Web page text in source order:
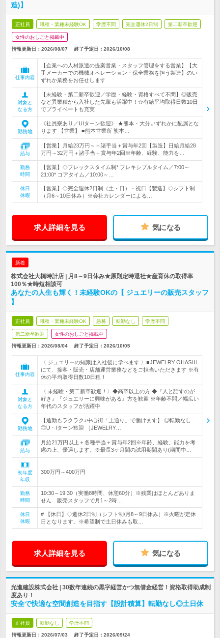
造)】
正社員 職種・業種未経験OK 学歴不問 完全週休2日制 第二新卒歓迎
女性のおしごと掲載中
情報更新日：2026/08/07 終了予定日： 2026/10/08
仕事内容
【企業への人材派遣の提案営業・スタッフ管理をする営業】【大
手メーカーでの機械オペレーション・保全業務を担う製造】のい
ずれか業務をお任せします
対象と
なる方
【未経験・第二新卒歓迎／学歴・経験・資格すべて不問】◎販売
など異業種から入社した先輩も活躍中！☆有給平均取得日数10日
でプライベートも充実
勤務地
《社員寮あり／UIターン歓迎》 ★熊本・大分いずれかに配属とな
ります 【営業】 ■熊本営業所 熊本…
給与
【営業】月給23万円～＋諸手当＋賞与年2回【製造】日給月給28
万円～32万円＋諸手当＋賞与年2回※年齢、経験、能力を…
勤務
時間
【営業】◇フレックスタイム制* フレキシブルタイム／7:00～
21:00* コアタイム／10:00～…
休日
休暇
【営業】◇完全週休2日制（土・日）・祝日【製造】◇シフト制
（月6～10日休み）※会社カレンダーによる…
求人詳細を見る 気になる
新着
株式会社大橋時計店 | 月8～9日休み★原則定時退社★産育休の取得率
100％★時短相談可
あなたの人生も輝く！未経験OKの【 ジュエリーの販売スタッフ
】
正社員 職種・業種未経験OK 急募 転勤なし 学歴不問
第二新卒歓迎 女性のおしごと掲載中
情報更新日：2026/08/04 終了予定日： 2026/10/05
仕事内容
〈 ジュエリーの知識は入社後に学べます 〉■JEWELRY OHASHI
にて、接客・販売・店舗運営業務などをご担当いただきます ※有
休の平均取得日数10日程！
対象と
なる方
〈 未経験・第二新卒歓迎！〉◆高卒以上の方 ◆『人と話すのが
好き』『ジュエリーに興味がある』方を歓迎 ※年齢不問／幅広い
年代のスタッフが活躍中
勤務地
【通勤もラクラク♪中心街「上通り」で働けます】 ◎転勤なし
◎U・Iターン歓迎 ［JEWELRY…
給与
月給21万円以上＋各種手当＋賞与年2回※年齢、経験、能力を考
慮の上、優遇します。※最長3ヶ月間の試用期間あり(期間中…
初年度
年収
300万円～400万円
勤務
時間
10:30～19:30（実働8時間、休憩60分）※残業はほとんどありま
せん 販売スタッフで月1～2時…
休日
休暇
# 【休日】◇週休2日制（シフト制/月8～9日休み）※火曜が定休
日となります。※希望制で土日休みも取…
求人詳細を見る 気になる
光進建設株式会社 | 30数年連続の黒字経営かつ無借金経営！資格取得助成制
度あり！
安全で快適な空間創造を目指す【設計積算】転勤なし◎土日休
正社員 転勤なし 学歴不問
情報更新日：2026/07/03 終了予定日： 2026/09/24